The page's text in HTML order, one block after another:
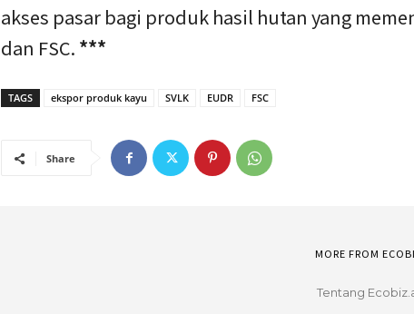
akses pasar bagi produk hasil hutan yang
dan FSC. ***
TAGS ekspor produk kayu SVLK EUDR FSC
Share
MORE FROM
Tentang